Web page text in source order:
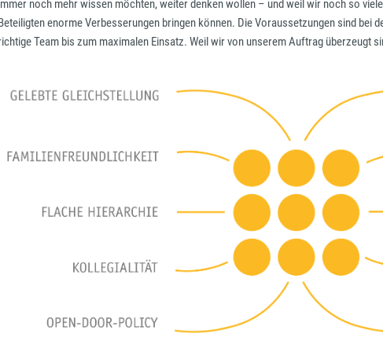
noch mehr wissen möchten, weiter denken wollen – und weil wir noch so
enorme Verbesserungen bringen können. Die Voraussetzungen sind bei
Team bis zum maximalen Einsatz. Weil wir von unserem Auftrag überzeugt